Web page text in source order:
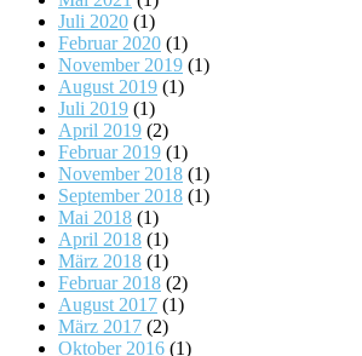
Juli 2020 (1)
Februar 2020 (1)
November 2019 (1)
August 2019 (1)
Juli 2019 (1)
April 2019 (2)
Februar 2019 (1)
November 2018 (1)
September 2018 (1)
Mai 2018 (1)
April 2018 (1)
März 2018 (1)
Februar 2018 (2)
August 2017 (1)
März 2017 (2)
Oktober 2016 (1)